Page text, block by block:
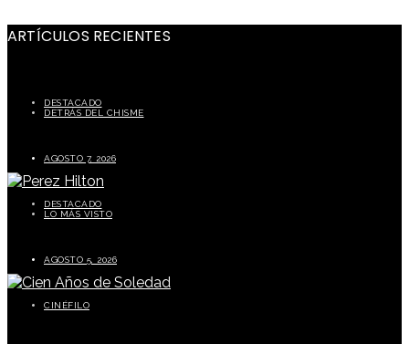
ARTÍCULOS RECIENTES
DESTACADO
DETRÁS DEL CHISME
AGOSTO 7, 2026
DESTACADO
LO MÁS VISTO
AGOSTO 5, 2026
CINÉFILO